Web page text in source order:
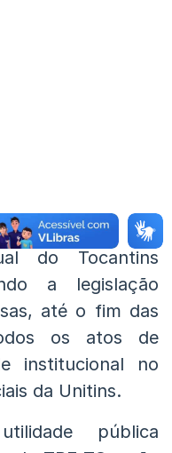
do Tocantins
a legislação
até o fim das
os atos de
institucional no
da Unitins.
pública